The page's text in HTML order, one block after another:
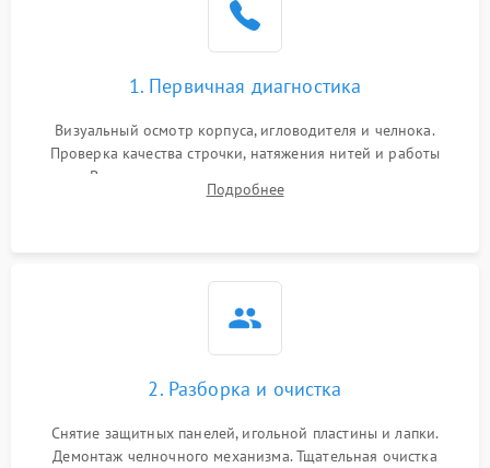
1. Первичная диагностика
Визуальный осмотр корпуса, игловодителя и челнока.
Проверка качества строчки, натяжения нитей и работы
педали. Выявление посторонних стуков, пропусков стежков,
обрывов нити или заклинивания механизмов на тестовом
Подробнее
2. Разборка и очистка
Снятие защитных панелей, игольной пластины и лапки.
Демонтаж челночного механизма. Тщательная очистка